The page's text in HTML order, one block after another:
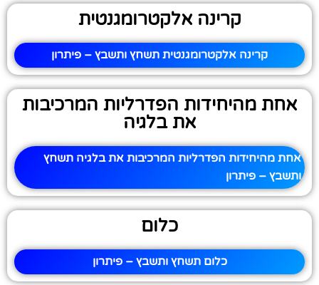
קרינה אלקטרומגנטית
קרינה אלקטרומגנטית תשחץ ותשבץ – פיתרון
אחת מהיחידות הפדרליות המרכיבות
את בלגיה
אחת מהיחידות הפדרליות המרכיבות את בלגיה תשחץ
ותשבץ – פיתרון
כלום
כלום תשחץ ותשבץ – פיתרון